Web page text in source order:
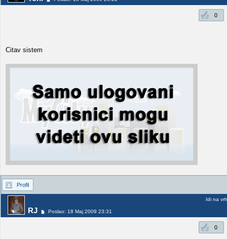
0
Citav sistem
Profil
RJ Poslao: 18 Maj 2009 23:31
Idi na vrh
0